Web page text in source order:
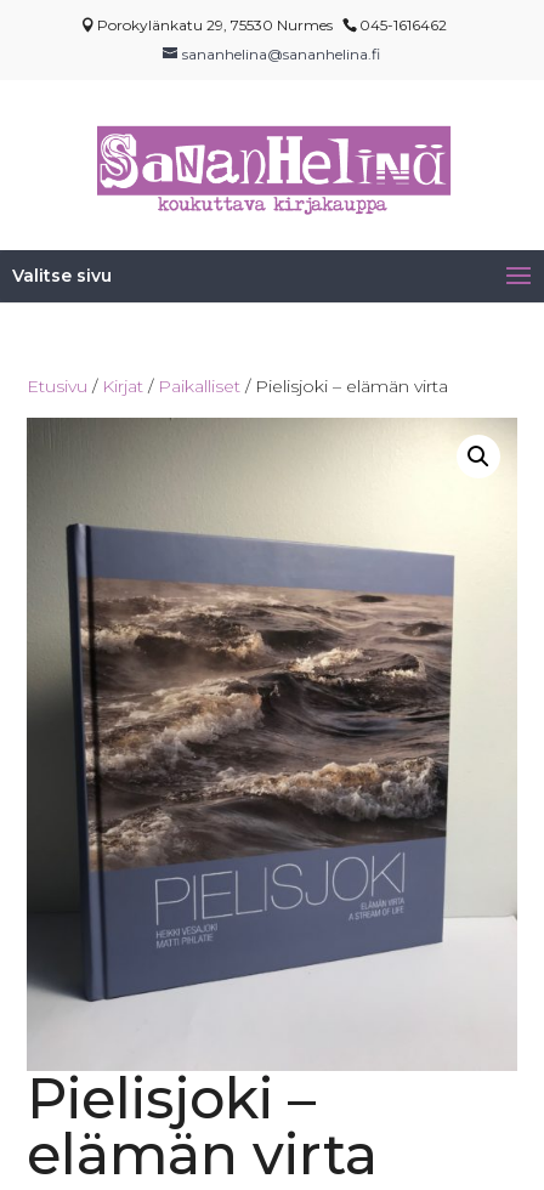
Porokylänkatu 29, 75530 Nurmes
045-1616462
sananhelina@sananhelina.fi
Valitse sivu
Etusivu / Kirjat / Paikalliset / Pielisjoki – elämän virta
Pielisjoki –
elämän virta